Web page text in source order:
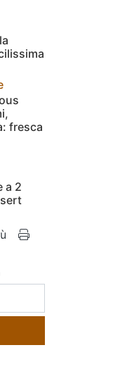
fresca
a 2